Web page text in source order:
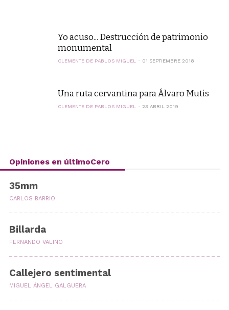
Yo acuso... Destrucción de patrimonio
monumental
CLEMENTE DE PABLOS MIGUEL 01 SEPTIEMBRE 2018
Una ruta cervantina para Álvaro Mutis
CLEMENTE DE PABLOS MIGUEL 23 ABRIL 2019
Opiniones en últimoCero
35mm
CARLOS BARRIO
Billarda
FERNANDO VALIÑO
Callejero sentimental
MIGUEL ÁNGEL GALGUERA